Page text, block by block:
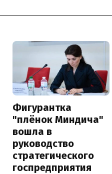
Фигурантка
"плёнок Миндича"
вошла в
руководство
стратегического
госпредприятия